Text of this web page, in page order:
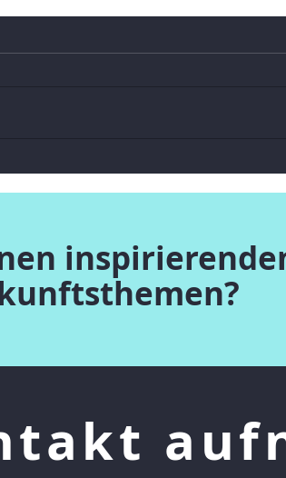
Midjourney erklärt, was